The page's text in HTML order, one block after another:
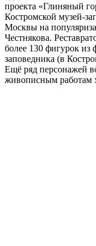
проекта «Глиняный
Костромской музей-
Москвы на
Честнякова.
более 130 фигурок из
заповедника (в
Ещё ряд персонажей
живописным работам